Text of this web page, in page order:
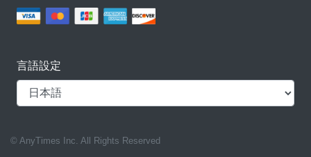
言語設定
© AnyTimes Inc. All Rights Reserved